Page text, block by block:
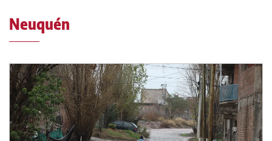
Neuquén